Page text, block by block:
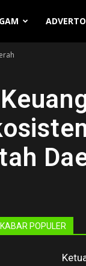
KABAR POPULER